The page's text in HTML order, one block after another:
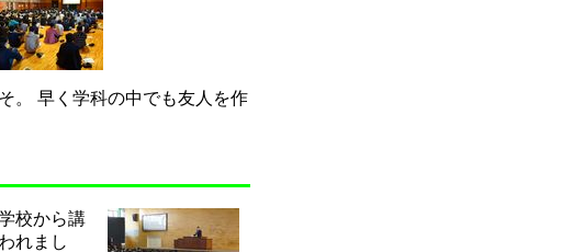
。 早く学科の中でも友人を作
校から講
れまし